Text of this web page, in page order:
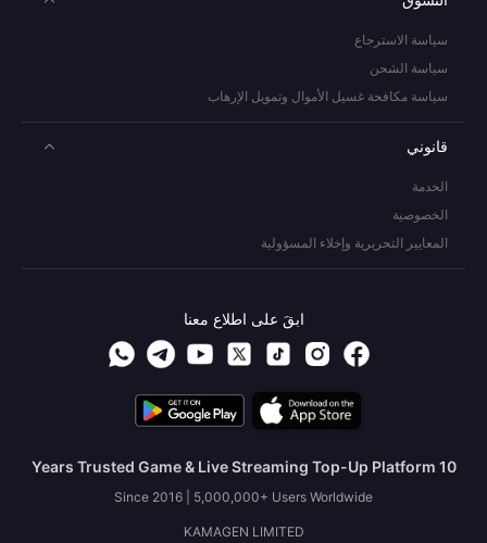
سياسة الاسترجاع
سياسة الشحن
سياسة مكافحة غسيل الأموال وتمويل الإرهاب
قانوني
الخدمة
الخصوصية
المعايير التحريرية وإخلاء المسؤولية
ابقَ على اطلاع معنا
10 Years Trusted Game & Live Streaming Top-Up Platform
Since 2016 | 5,000,000+ Users Worldwide
KAMAGEN LIMITED